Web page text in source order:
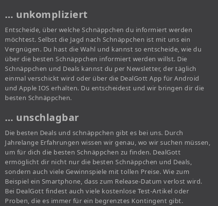
… unkompliziert
Entscheide, über welche Schnäppchen du informiert werden
möchtest. Selbst die Jagd nach Schnäppchen ist mit uns ein
Vergnügen. Du hast die Wahl und kannst so entscheide, wie du
über die besten Schnäppchen informiert werden willst. Die
Schnäppchen und Deals kannst du per Newsletter, der täglich
einmal verschickt wird oder über die DealGott App für Android
und Apple IOS erhalten. Du entscheidest und wir bringen dir die
besten Schnäppchen.
… unschlagbar
Die besten Deals und schnäppchen gibt es bei uns. Durch
Jahrelange Erfahrungen wissen wir genau, wo wir suchen müssen,
um für dich die besten Schnäppchen zu finden. DealGott
ermöglicht dir nicht nur die besten Schnäppchen und Deals,
sondern auch viele Gewinnspiele mit tollen Preise. Wie zum
Beispiel ein Smartphone, dass zum Release-Datum verlost wird.
Bei DealGott findest auch viele kostenlose Test-Artikel oder
Proben, die es immer für ein begrenztes Kontingent gibt.